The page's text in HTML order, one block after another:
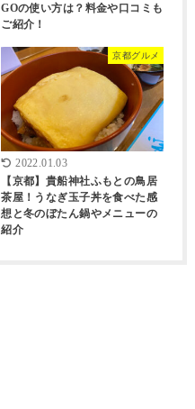
GOの使い方は？料金や口コミも
ご紹介！
京都グルメ
2022.01.03
【京都】貴船神社ふもとの鳥居
茶屋！うなぎ玉子丼を食べた感
想と冬のぼたん鍋やメニューの
紹介